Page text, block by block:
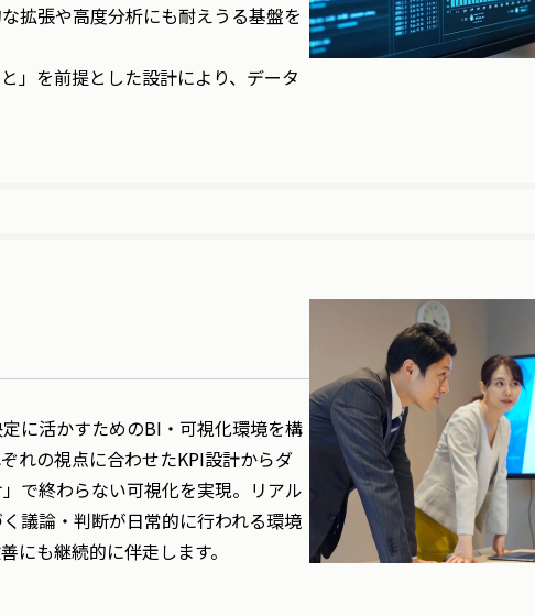
拡張や高度分析にも耐えうる基盤を
」を前提とした設計により、データ
に活かすためのBI・可視化環境を構
れの視点に合わせたKPI設計からダ
で終わらない可視化を実現。リアル
議論・判断が日常的に行われる環境
にも継続的に伴走します。